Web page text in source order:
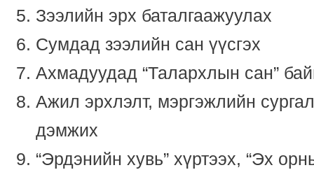
Зээлийн эрх баталгаажуулах
Сумдад зээлийн сан үүсгэх
Ахмадуудад “Талархлын сан”
Ажил эрхлэлт, мэргэжлийн
дэмжих
“Эрдэнийн хувь” хүртээх, “Эх